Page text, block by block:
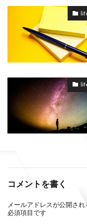
コメントを書く
メールアドレスが公開され
必須項目です